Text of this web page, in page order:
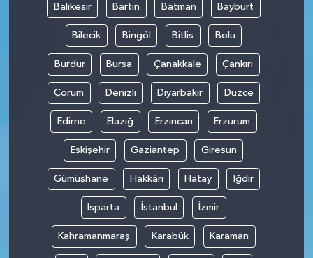
Balıkesir Bartın Batman Bayburt
Bilecik Bingöl Bitlis Bolu
Burdur Bursa Çanakkale Çankırı
Çorum Denizli Diyarbakır Düzce
Edirne Elazığ Erzincan Erzurum
Eskişehir Gaziantep Giresun
Gümüşhane Hakkâri Hatay Iğdır
Isparta İstanbul İzmir
Kahramanmaraş Karabük Karaman